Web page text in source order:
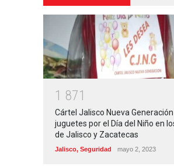
1 871
Cártel Jalisco Nueva
juguetes por el Día del Niño en
de Jalisco y Zacatecas
Jalisco, Seguridad mayo 2, 2023